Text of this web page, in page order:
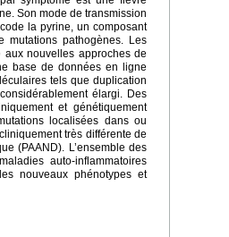
Son mode de transmission
la pyrine, un composant
mutations pathogènes. Les
aux nouvelles approches de
base de données en ligne
tels que duplication
élargi. Des
et génétiquement
localisées dans ou
très différente de
(PAAND). L’ensemble des
auto-inflammatoires
nouveaux phénotypes et